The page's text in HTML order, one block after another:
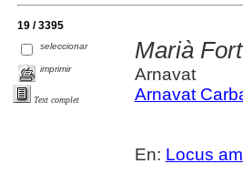
19 / 3395
seleccionar
imprimir
Text complet
Marià
Arnavat
Arnavat
En: Locus